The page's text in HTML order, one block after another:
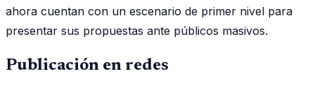
ahora cuentan con un escenario de primer nivel para
presentar sus propuestas ante públicos masivos.
Publicación en redes